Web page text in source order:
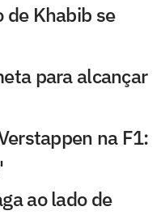
Khabib se
para alcançar
na F1:
ao lado de